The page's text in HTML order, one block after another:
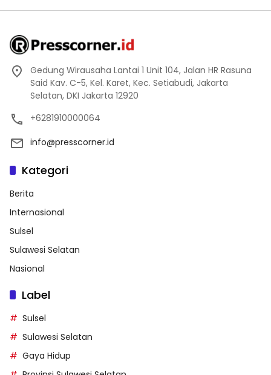
Gedung Wirausaha Lantai 1 Unit 104, Jalan HR Rasuna
Said Kav. C-5, Kel. Karet, Kec. Setiabudi, Jakarta
Selatan, DKI Jakarta 12920
+6281910000064
info@presscorner.id
Kategori
Berita
Internasional
Sulsel
Sulawesi Selatan
Nasional
Label
Sulsel
Sulawesi Selatan
Gaya Hidup